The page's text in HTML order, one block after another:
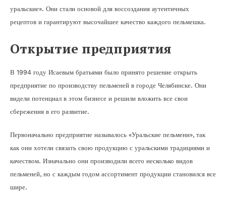
уральские». Они стали основой для воссоздания аутентичных
рецептов и гарантируют высочайшее качество каждого пельмешка.
Открытие предприятия
В 1994 году Исаевым братьями было принято решение открыть
предприятие по производству пельменей в городе Челябинске. Они
видели потенциал в этом бизнесе и решили вложить все свои
сбережения в его развитие.
Первоначально предприятие называлось «Уральские пельмени», так
как они хотели связать свою продукцию с уральскими традициями и
качеством. Изначально они производили всего несколько видов
пельменей, но с каждым годом ассортимент продукции становился все
шире.